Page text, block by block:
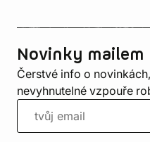
Novinky mailem
Čerstvé info o
nevyhnutelné vzpouře